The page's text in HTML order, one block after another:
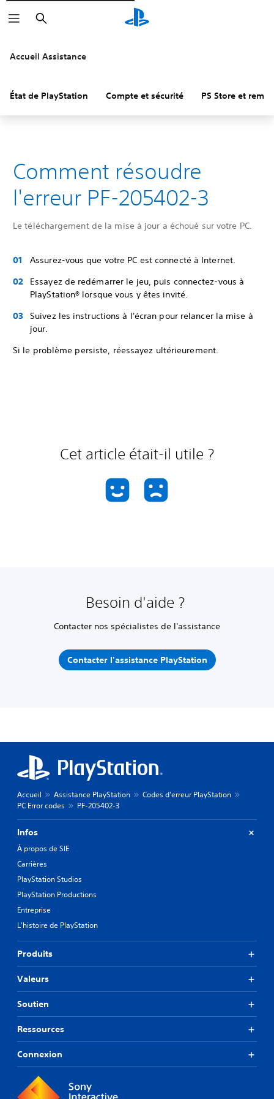
Rechercher
Accueil Assistance
État de PlayStation Compte et sécurité PS Store et
Comment résoudre
l'erreur PF-205402-3
Le téléchargement de la mise à jour a échoué sur votre PC.
Assurez-vous que votre PC est connecté à Internet.
Essayez de redémarrer le jeu, puis connectez-vous à
PlayStation® lorsque vous y êtes invité.
Suivez les instructions à l'écran pour relancer la mise à
jour.
Si le problème persiste, réessayez ultérieurement.
Cet article était-il utile ?
Besoin d'aide ?
Contacter nos spécialistes de l'assistance
Contacter l'assistance PlayStation
Accueil Assistance PlayStation
Codes d'erreur PlayStation
PC Error codes
PF-205402-3
Infos
À propos de SIE
Carrières
PlayStation Studios
PlayStation Productions
Entreprise
L'histoire de PlayStation
Produits
Valeurs
Soutien
Ressources
Connexion